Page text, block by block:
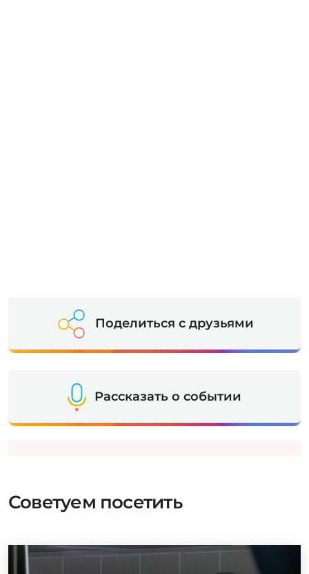
Поделиться с друзьями
Рассказать о событии
Советуем посетить